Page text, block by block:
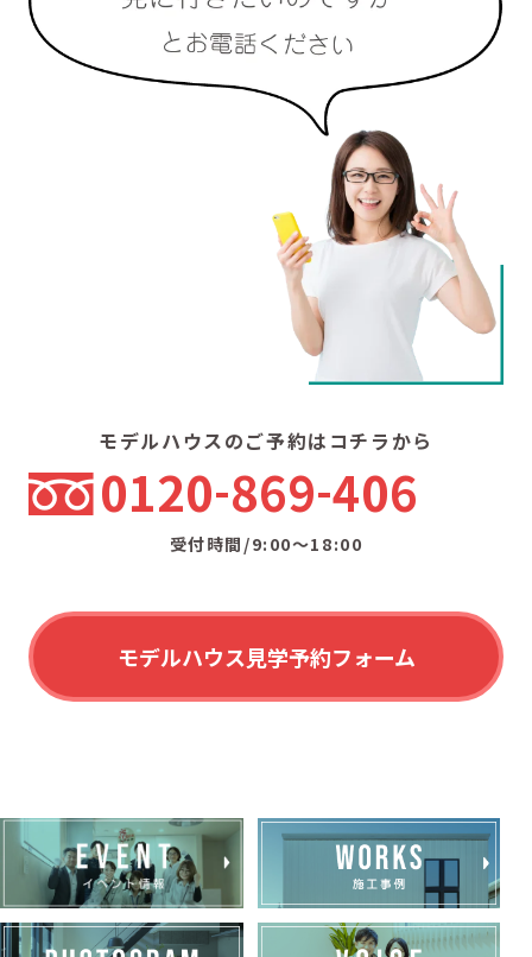
モデルハウスのご予約はコチラから
0120 869 406
受付時間/9:00〜18:00
モデルハウス見学予約フォーム